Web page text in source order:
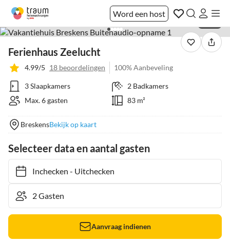
Word een host
Ferienhaus Zeelucht
4.99/5 18 beoordelingen 100% Aanbeveling
3 Slaapkamers
2 Badkamers
Max. 6 gasten
83 m²
BreskensBekijk op kaart
Selecteer data en aantal gasten
Inchecken- Uitchecken
Aanvraag indienen